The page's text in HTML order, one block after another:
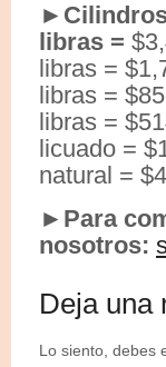
libras =
libras =
libras =
libras =
licuado =
natural =
►Para
nosotros:
Deja una
Lo siento, debes